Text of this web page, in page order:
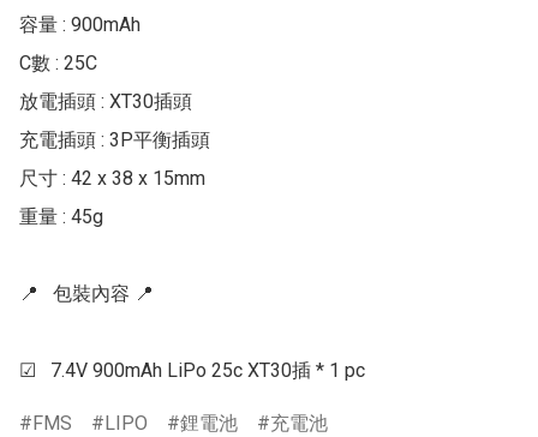
容量 : 900mAh
C數 : 25C
放電插頭 : XT30插頭
充電插頭 : 3P平衡插頭
尺寸 : 42 x 38 x 15mm
重量 : 45g
📍   包裝內容 📍
☑   7.4V 900mAh LiPo 25c XT30插 * 1 pc
FMS LIPO 鋰電池 充電池